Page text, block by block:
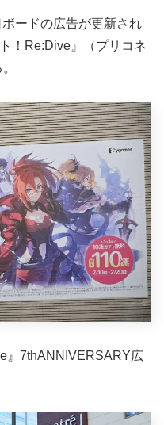
ードの広告が更新され
！Re:Dive』（プリコネ
』7thANNIVERSARY広